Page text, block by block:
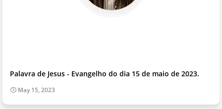
Palavra de Jesus - Evangelho do dia 15 de maio de 2023.
May 15, 2023